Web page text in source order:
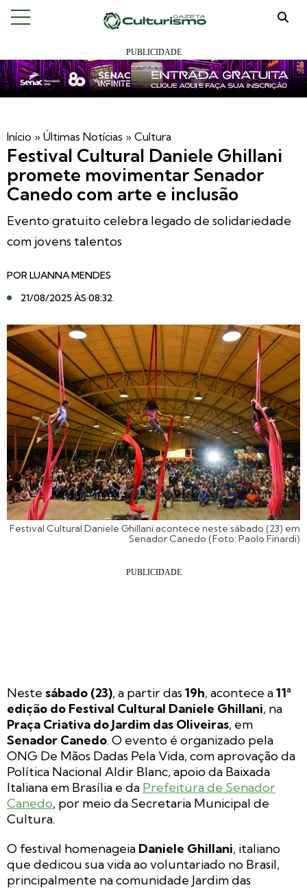
Início » Últimas Notícias » Cultura
Festival Cultural Daniele Ghillani
promete movimentar Senador
Canedo com arte e inclusão
Evento gratuito celebra legado de solidariedade
com jovens talentos
PORLUANNA MENDES
21/08/2025 ÀS 08:32.
Festival Cultural Daniele Ghillani acontece neste sábado (23) em
Senador Canedo (Foto: Paolo Finardi)
Neste sábado (23), a partir das19h, acontece a11ª
edição do Festival Cultural Daniele Ghillani, na
Praça Criativa do Jardim das Oliveiras, em
Senador Canedo. O evento é organizado pela
ONG De Mãos Dadas Pela Vida, com aprovação da
Política Nacional Aldir Blanc, apoio da Baixada
Italiana em Brasília e da Prefeitura de Senador
Canedo, por meio da Secretaria Municipal de
Cultura.
O festival homenageia Daniele Ghillani, italiano
que dedicou sua vida ao voluntariado no Brasil,
principalmente na comunidade Jardim das